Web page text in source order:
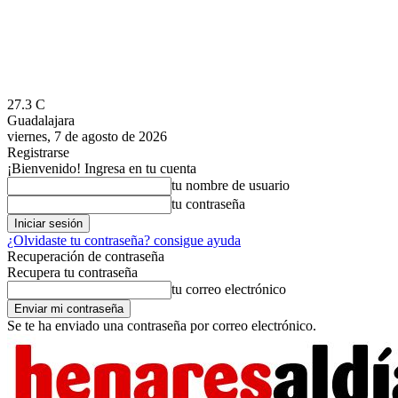
27.3 C
Guadalajara
viernes, 7 de agosto de 2026
Registrarse
¡Bienvenido! Ingresa en tu cuenta
tu nombre de usuario
tu contraseña
¿Olvidaste tu contraseña? consigue ayuda
Recuperación de contraseña
Recupera tu contraseña
tu correo electrónico
Se te ha enviado una contraseña por correo electrónico.